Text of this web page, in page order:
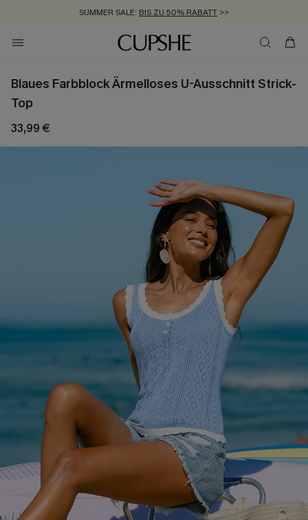
SUMMER SALE: BIS ZU 50% RABATT >>
ZUM NEWSLETTER:BIS ZU -20% EXTRA ERHALTEN
KOSTENLOSER VERSAND AB 89 €
Blaues Farbblock Ärmelloses U-Ausschnitt Strick-
Top
33,99 €